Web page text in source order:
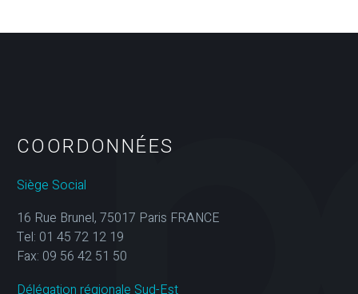
COORDONNÉES
Siège Social
16 Rue Brunel, 75017 Paris FRANCE
Tel: 01 45 72 12 19
Fax: 09 56 42 51 50
Délégation régionale Sud-Est